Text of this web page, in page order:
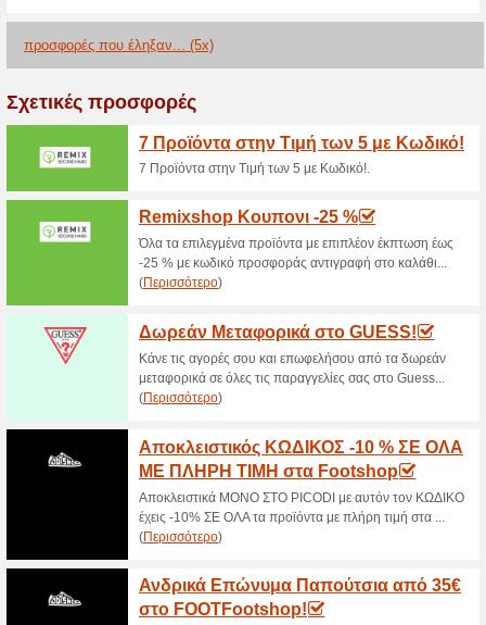
Τρέχουσες
2026)
Sneaker10
100% Λειτούργησε Ekptoseis
Sneaker10 Προσφορες έως -
σου μάρκα, πιο φθηνά απο
Sneaker10